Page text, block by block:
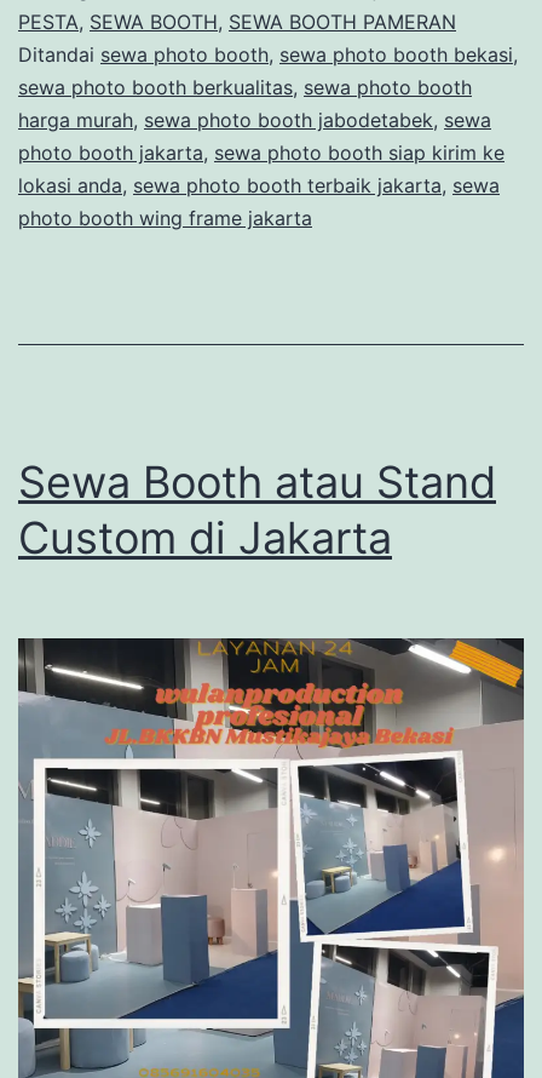
Frame
Jakarta
PESTA, SEWA BOOTH, SEWA BOOTH PAMERAN
Ditandai sewa photo booth, sewa photo booth bekasi,
sewa photo booth berkualitas, sewa photo booth
harga murah, sewa photo booth jabodetabek, sewa
photo booth jakarta, sewa photo booth siap kirim ke
lokasi anda, sewa photo booth terbaik jakarta, sewa
photo booth wing frame jakarta
Sewa Booth atau Stand
Custom di Jakarta